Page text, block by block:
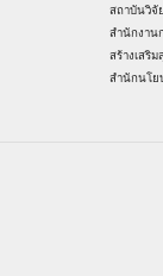
สถาบันวิจั
สำนักงาน
สร้างเสริ
สำนักนโย